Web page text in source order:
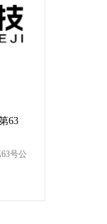
63
号公